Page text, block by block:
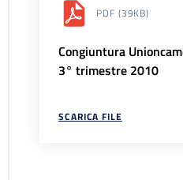
PDF (39KB)
Congiuntura
3° trimestre 2010
SCARICA FILE